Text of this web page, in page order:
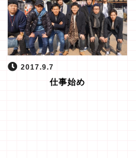
2017.9.7
仕事始め